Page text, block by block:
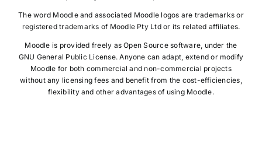
The word Moodle and associated Moodle logos are trademarks or
registered trademarks of Moodle Pty Ltdor its related affiliates.
Moodle is provided freely as Open Source software, under the
GNU General Public License. Anyone can adapt, extend or modify
Moodle for both commercial and non-commercial projects
without any licensing fees and benefit from the cost-efficiencies,
flexibility and other advantages of using Moodle.